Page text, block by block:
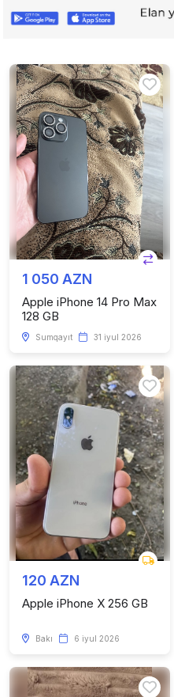
1 050 AZN
Apple iPhone 14 Pro Max
128 GB
Sumqayıt 31 iyul 2026
120 AZN
Apple iPhone X 256 GB
Bakı 6 iyul 2026